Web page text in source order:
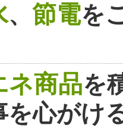
、 節電を
ネ商品を
を心がけ